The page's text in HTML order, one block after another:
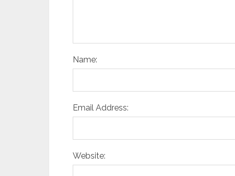
Name:
Email Address:
Website: